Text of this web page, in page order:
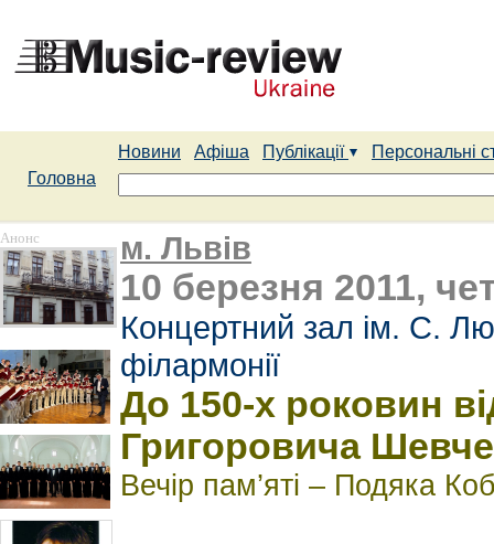
Новини Афіша Публікації
Персональні
Головна
Анонс м. Львів
10 березня 2011,
Концертний зал ім. С.
філармонії
До 150-х роковин
Григоровича
Вечір пам’яті – Подяка